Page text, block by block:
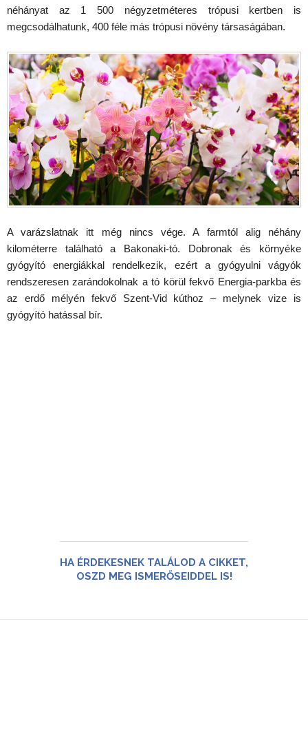
néhányat az 1 500 négyzetméteres trópusi kertben is
megcsodálhatunk, 400 féle más trópusi növény társaságában.
A varázslatnak itt még nincs vége. A farmtól alig néhány
kilométerre található a Bakonaki-tó. Dobronak és környéke
gyógyító energiákkal rendelkezik, ezért a gyógyulni vágyók
rendszeresen zarándokolnak a tó körül fekvő Energia-parkba és
az erdő mélyén fekvő Szent-Vid kúthoz – melynek vize is
gyógyító hatással bír.
HA ÉRDEKESNEK TALÁLOD A CIKKET,
OSZD MEG ISMERŐSEIDDEL IS!